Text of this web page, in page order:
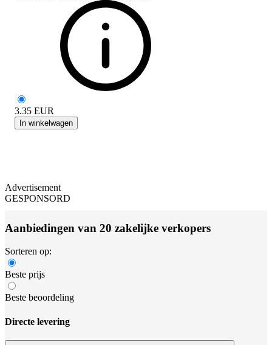
3.35 EUR
In winkelwagen
Advertisement
GESPONSORD
Aanbiedingen van 20 zakelijke verkopers
Sorteren op:
Beste prijs
Beste beoordeling
Directe levering